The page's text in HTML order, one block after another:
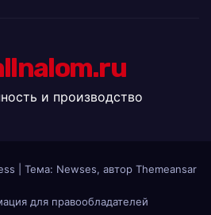
и производство
Тема: Newses, автор Themeansar
для правообладателей